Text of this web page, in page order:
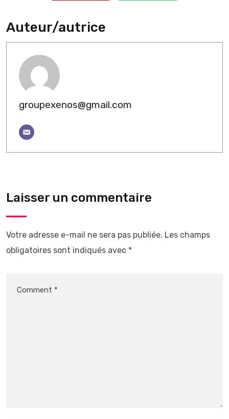
Auteur/autrice
groupexenos@gmail.com
Laisser un commentaire
Votre adresse e-mail ne sera pas publiée. Les champs
obligatoires sont indiqués avec *